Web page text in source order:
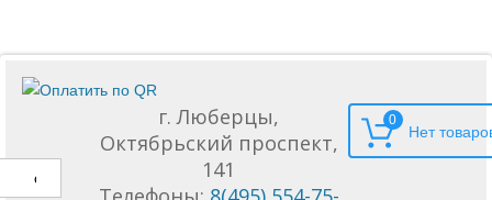
г. Люберцы,
Октябрьский проспект,
141
0